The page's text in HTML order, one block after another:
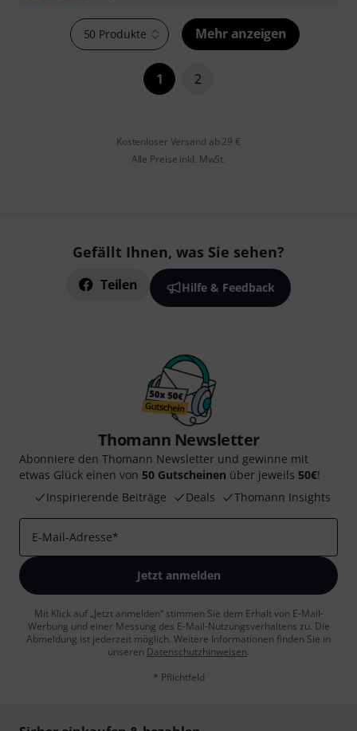
50 Produkte Mehr anzeigen
1 2
Kostenloser Versand ab 29 €
Alle Preise inkl. MwSt.
Gefällt Ihnen, was Sie sehen?
Teilen Hilfe & Feedback
Thomann Newsletter
Abonniere den Thomann Newsletter und gewinne mit
etwas Glück einen von 50 Gutscheinen über jeweils 50€!
Inspirierende Beiträge
Deals Thomann Insights
E-Mail-Adresse*
Jetzt anmelden
Mit Klick auf „Jetzt anmelden“ stimmen Sie dem Erhalt von E-Mail-
Werbung und einer Messung des E-Mail-Nutzungsverhaltens zu. Die
Abmeldung ist jederzeit möglich. Weitere Informationen finden Sie in
unseren Datenschutzhinweisen.
* Pflichtfeld